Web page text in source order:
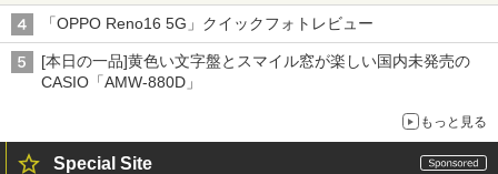
穴と楽天モバイルの課題
「OPPO Reno16 5G」クイックフォトレビュー
[本日の一品]黄色い文字盤とスマイル窓が楽しい国内未発売の
CASIO「AMW-880D」
もっと見る
Special Site